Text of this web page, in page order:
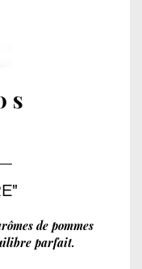
de pommes
parfait.